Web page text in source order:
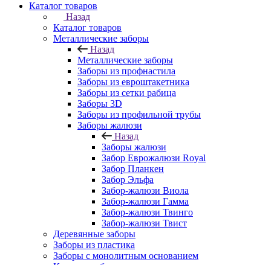
Каталог товаров
Назад
Каталог товаров
Металлические заборы
Назад
Металлические заборы
Заборы из профнастила
Заборы из евроштакетника
Заборы из сетки рабица
Заборы 3D
Заборы из профильной трубы
Заборы жалюзи
Назад
Заборы жалюзи
Забор Еврожалюзи Royal
Забор Планкен
Забор Эльфа
Забор-жалюзи Виола
Забор-жалюзи Гамма
Забор-жалюзи Твинго
Забор-жалюзи Твист
Деревянные заборы
Заборы из пластика
Заборы с монолитным основанием